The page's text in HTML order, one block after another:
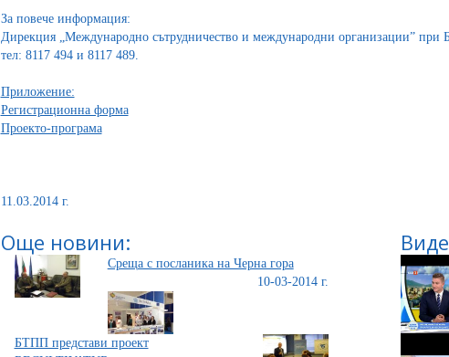
За повече информация:
Дирекция „Международно сътрудничество и международни организации”
тел: 8117 494 и 8117 489.
Приложение:
Регистрационна форма
Проекто-програма
11.03.2014 г.
Още новини:
Среща с посланика на Черна гора
10-03-2014 г.
БТПП представи проект